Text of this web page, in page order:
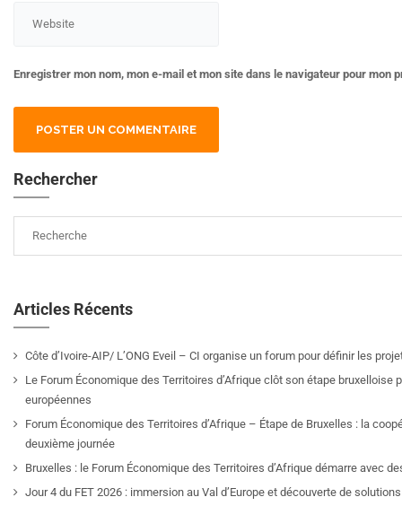
Enregistrer mon nom, mon e-mail et mon site dans le navigateur pour mon
Rechercher
Articles Récents
Côte d’Ivoire-AIP/ L’ONG Eveil – CI organise un forum pour définir les
Le Forum Économique des Territoires d’Afrique clôt son étape
européennes
Forum Économique des Territoires d’Afrique – Étape de Bruxelles : la
deuxième journée
Bruxelles : le Forum Économique des Territoires d’Afrique démarre avec
Jour 4 du FET 2026 : immersion au Val d’Europe et découverte de